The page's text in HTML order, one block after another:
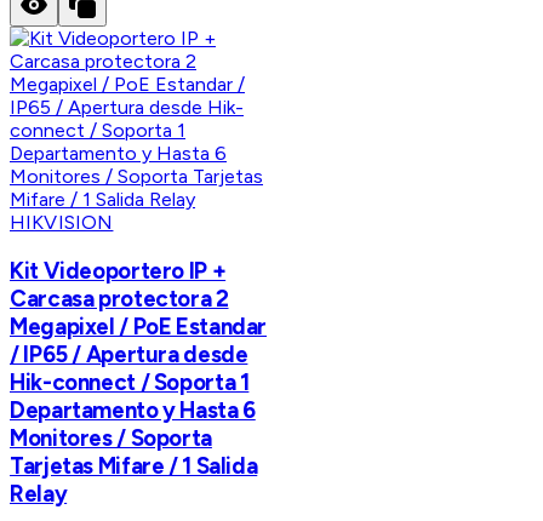
HIKVISION
Kit Videoportero IP +
Carcasa protectora 2
Megapixel / PoE Estandar
/ IP65 / Apertura desde
Hik-connect / Soporta 1
Departamento y Hasta 6
Monitores / Soporta
Tarjetas Mifare / 1 Salida
Relay